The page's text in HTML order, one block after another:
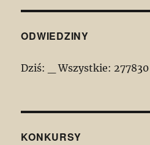
ODWIEDZINY
Dziś: Wszystkie: 277830
KONKURSY